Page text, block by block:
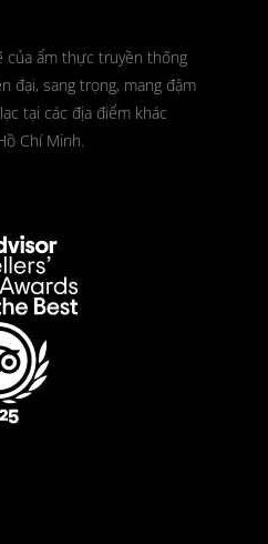
của ẩm thực truyền thống
đại, sang trọng, mang đậm
tại các địa điểm khác
Chí Minh.